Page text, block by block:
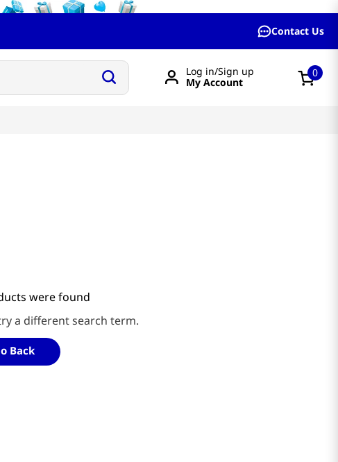
Contact Us
Log in/Sign up
My Account
0
were found
a different search term.
Back